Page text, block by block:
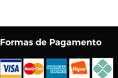
Formas de Pagamento